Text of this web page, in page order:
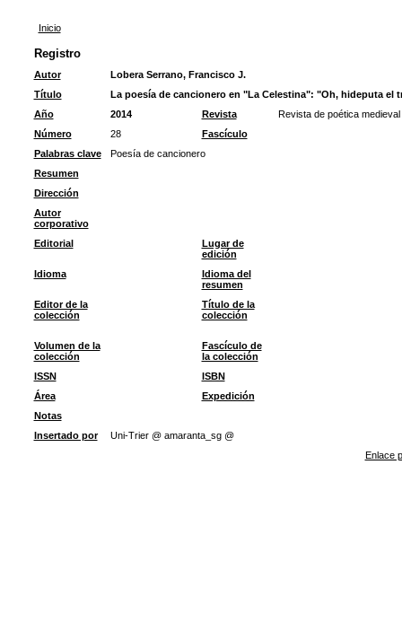
Inicio
Registro
Autor
Lobera Serrano, Francisco J.
Título
La poesía de cancionero en "La Celestina": "Oh, hideputa el
Año
2014 Revista
Revista de poética medieval
Número
28
Fascículo
Palabras clave
Poesía de cancionero
Resumen
Dirección
Autor
corporativo
Editorial
Lugar de
edición
Idioma
Idioma del
resumen
Editor de la
colección
Título de la
colección
Volumen de la
colección
Fascículo de
la colección
ISSN
ISBN
Área
Expedición
Notas
Insertado por
Uni-Trier @ amaranta_sg @
Enlace